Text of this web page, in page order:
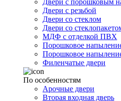
Двери с порошковым
Двери с резьбой
Двери со стеклом
Двери со
МДФ с отделкой ПВХ
Порошковое
Порошковое
Филенчатые двери
По особенностям
Арочные двери
Вторая входная дверь